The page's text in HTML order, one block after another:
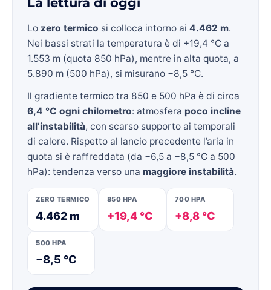
Lo zero termico si colloca intorno ai 4.462 m.
Nei bassi strati la temperatura è di +19,4 °C a
1.553 m (quota 850 hPa), mentre in alta quota, a
5.890 m (500 hPa), si misurano −8,5 °C.
Il gradiente termico tra 850 e 500 hPa è di circa
6,4 °C ogni chilometro: atmosfera poco incline
all’instabilità, con scarso supporto ai temporali
di calore. Rispetto al lancio precedente l’aria in
quota si è raffreddata (da −6,5 a −8,5 °C a 500
hPa): tendenza verso una maggiore instabilità.
ZERO TERMICO
4.462 m
850 HPA
+19,4 °C
700 HPA
+8,8 °C
500 HPA
−8,5 °C